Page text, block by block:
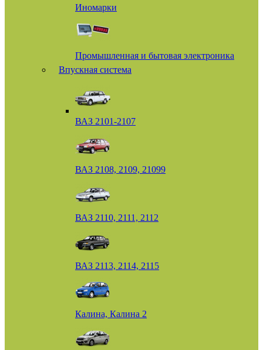
Иномарки
Промышленная и бытовая электроника
Впускная система
ВАЗ 2101-2107
ВАЗ 2108, 2109, 21099
ВАЗ 2110, 2111, 2112
ВАЗ 2113, 2114, 2115
Калина, Калина 2